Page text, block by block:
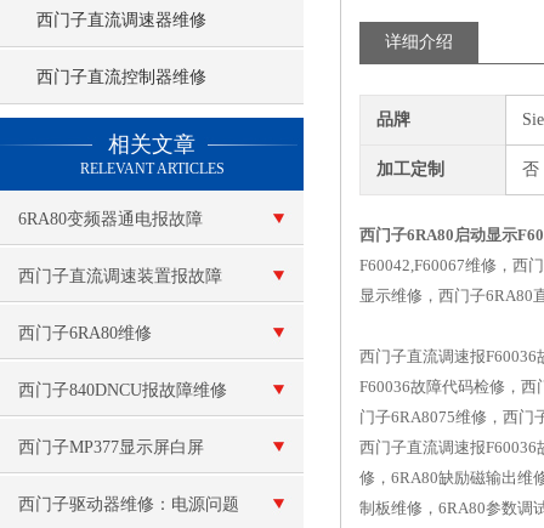
西门子直流调速器维修
西门子直流控制器维修
相关文章
RELEVANT ARTICLES
6RA80变频器通电报故障
F60100
西门子直流调速装置报故障
西门子6RA80维修
西门子840DNCU报故障维修
西门子MP377显示屏白屏
西门子驱动器维修：电源问题
详细介绍
品牌
加工定制 否
西门子6RA80启动显示
F60042,F60067维修，西
显示维修，西门子6RA80
西门子直流调速报F60036
F60036故障代码检修，
门子6RA8075维修，西门
西门子直流调速报
修，6RA80缺励磁输出维
制板维修，6RA80参数调